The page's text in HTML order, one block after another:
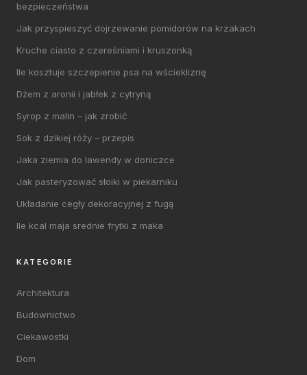
bezpieczeństwa
Jak przyspieszyć dojrzewanie pomidorów na krzakach
Kruche ciasto z czereśniami i kruszonką
Ile kosztuje szczepienie psa na wściekliznę
Dżem z aronii i jabłek z cytryną
Syrop z malin – jak zrobić
Sok z dzikiej róży – przepis
Jaka ziemia do lawendy w doniczce
Jak pasteryzować słoiki w piekarniku
Układanie cegły dekoracyjnej z fugą
Ile kcal maja srednie frytki z maka
KATEGORIE
Architektura
Budownictwo
Ciekawostki
Dom